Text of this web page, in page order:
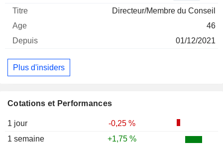
Cotations et Performances
1 jour
-0,25 %
1 semaine
+1,75 %
Directeur/Membre du Conseil
46
01/12/2021
Plus d'insiders